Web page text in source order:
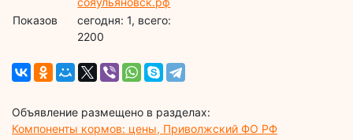
Показов
cегодня: 1, всего:
2200
Объявление размещено в разделах:
Компоненты кормов: цены, Приволжский ФО РФ